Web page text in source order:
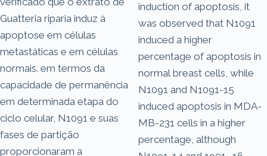
Guatteria riparia induz à
apoptose em células
metastáticas e em células
normais. em termos da
capacidade de permanência
em determinada etapa do
ciclo celular, N1091 e suas
fases de partição
proporcionaram a
induction of apoptosis, it
was observed that N1091
induced a higher
percentage of apoptosis in
normal breast cells, while
N1091 and N1091-15
induced apoptosis in MDA-
MB-231 cells in a higher
percentage, although